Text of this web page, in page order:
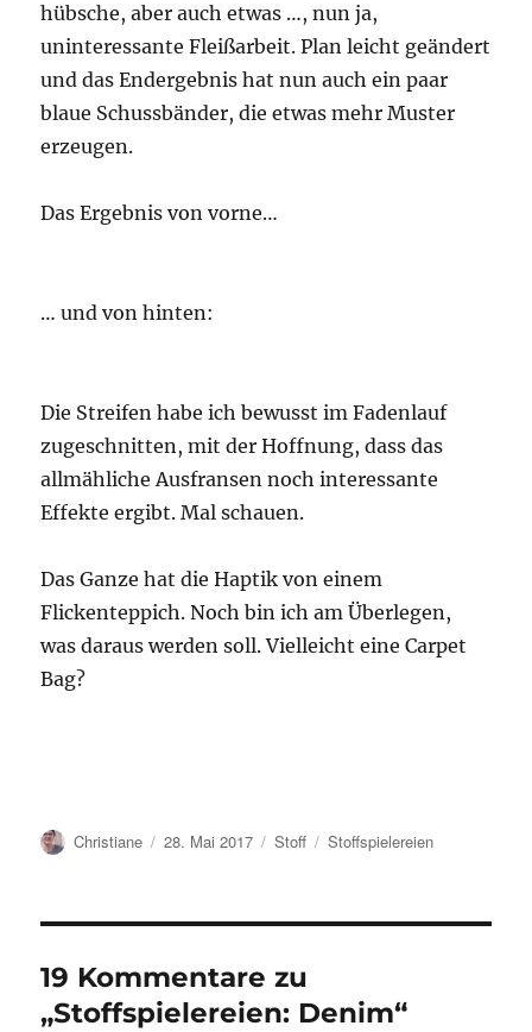
hübsche, aber auch etwas …, nun ja,
uninteressante Fleißarbeit. Plan leicht geändert
und das Endergebnis hat nun auch ein paar
blaue Schussbänder, die etwas mehr Muster
erzeugen.
Das Ergebnis von vorne…
… und von hinten:
Die Streifen habe ich bewusst im Fadenlauf
zugeschnitten, mit der Hoffnung, dass das
allmähliche Ausfransen noch interessante
Effekte ergibt. Mal schauen.
Das Ganze hat die Haptik von einem
Flickenteppich. Noch bin ich am Überlegen,
was daraus werden soll. Vielleicht eine Carpet
Bag?
Autor
Christiane
Veröffentlicht
28. Mai 2017 Kategorien
Stoff Schlagwörter
Stoffspielereien
19 Kommentare zu
„Stoffspielereien: Denim“